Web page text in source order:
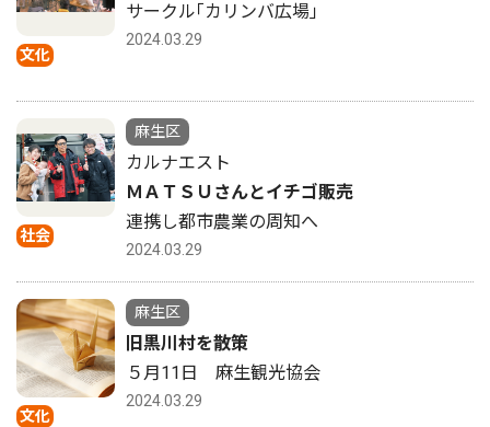
文化
サークル｢カリンバ広場｣
2024.03.29
社会
麻生区
カルナエスト
ＭＡＴＳＵさんとイチゴ販売
連携し都市農業の周知へ
2024.03.29
文化
麻生区
旧黒川村を散策
５月11日 麻生観光協会
2024.03.29